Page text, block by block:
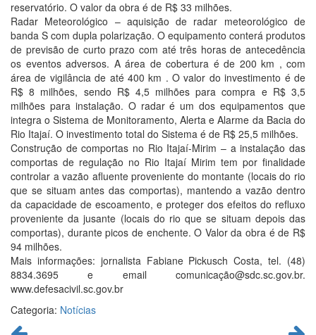
reservatório. O valor da obra é de R$ 33 milhões.
Radar Meteorológico – aquisição de radar meteorológico de
banda S com dupla polarização. O equipamento conterá produtos
de previsão de curto prazo com até três horas de antecedência
os eventos adversos. A área de cobertura é de 200 km , com
área de vigilância de até 400 km . O valor do investimento é de
R$ 8 milhões, sendo R$ 4,5 milhões para compra e R$ 3,5
milhões para instalação. O radar é um dos equipamentos que
integra o Sistema de Monitoramento, Alerta e Alarme da Bacia do
Rio Itajaí. O investimento total do Sistema é de R$ 25,5 milhões.
Construção de comportas no Rio Itajaí-Mirim – a instalação das
comportas de regulação no Rio Itajaí Mirim tem por finalidade
controlar a vazão afluente proveniente do montante (locais do rio
que se situam antes das comportas), mantendo a vazão dentro
da capacidade de escoamento, e proteger dos efeitos do refluxo
proveniente da jusante (locais do rio que se situam depois das
comportas), durante picos de enchente. O Valor da obra é de R$
94 milhões.
Mais informações: jornalista Fabiane Pickusch Costa, tel. (48)
8834.3695 e email comunicação@sdc.sc.gov.br.
www.defesacivil.sc.gov.br
Categoria: Notícias
Continue